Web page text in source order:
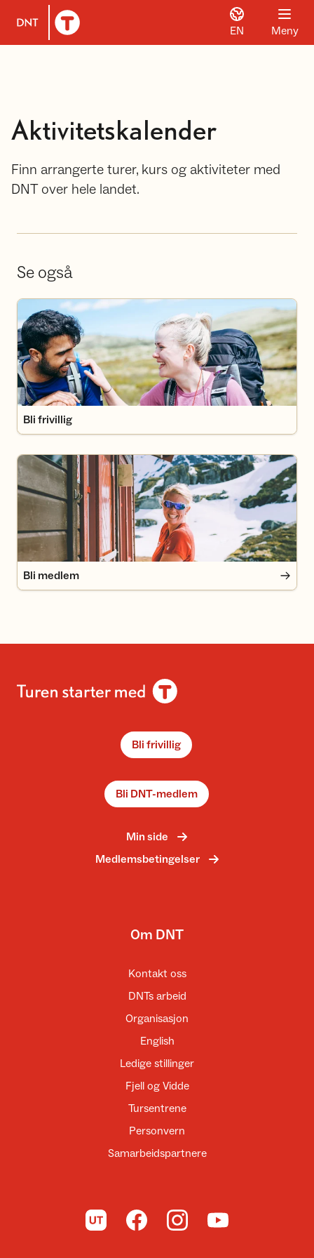
Til DNT.no forside
EN Meny
Aktivitetskalender
Finn arrangerte turer, kurs og aktiviteter med
DNT over hele landet.
Se også
Bli frivillig
Bli frivillig
Bli medlem
Bli medlem
Bli frivillig
Bli DNT-medlem
Min side
Medlemsbetingelser
Om DNT
Kontakt oss
DNTs arbeid
Organisasjon
English
Ledige stillinger
Fjell og Vidde
Tursentrene
Personvern
Samarbeidspartnere
Til UT.no Til DNT på Facebook
Til DNT på Instagram
Til DNT på YouTube